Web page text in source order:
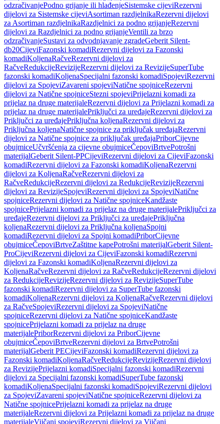
odzračivanjePodno grijanje ili hlađenjeSistemske cijeviRezervni
dijelovi za Sistemske cijeviAsortiman razdjelnikaRezervni dijelovi
za Asortiman razdjelnikaRazdjelnici za podno grijanjeRezervni
dijelovi za Razdjelnici za podno grijanjeVentili za brzo
odzračivanjeSustavi za odvodnjavanje zgradeGeberit Silent-
db20CijeviFazonski komadiRezervni dijelovi za Fazonski
komadiKoljenaRačveRezervni dijelovi za
RačveRedukcijeRevizijeRezervni dijelovi za RevizijeSuperTube
fazonski komadiKoljenaSpecijalni fazonski komadiSpojeviRezervni
dijelovi za SpojeviZavareni spojeviNatične spojniceRezervni
dijelovi za Natične spojniceStezni spojeviPrijelazni komadi za
prijelaz na druge materijaleRezervni dijelovi za Prijelazni komadi za
prijelaz na druge materijalePriključci za uređajeRezervni dijelovi za
Priključci za uređajePriključna koljenaRezervni dijelovi za
Priključna koljenaNatične spojnice za priključak uređajaRezervni
dijelovi za Natične spojnice za priključak uređajaPriborCijevne
obujmiceUčvršćenja za cijevne obujmiceČepoviBrtvePotrošni
materijalGeberit Silent-PPCijeviRezervni dijelovi za CijeviFazonski
komadiRezervni dijelovi za Fazonski komadiKoljenaRezervni
dijelovi za KoljenaRačveRezervni dijelovi za
RačveRedukcijeRezervni dijelovi za RedukcijeRevizijeRezervni
dijelovi za RevizijeSpojeviRezervni dijelovi za SpojeviNatične
spojniceRezervni dijelovi za Natične spojniceKandžaste
spojnicePrijelazni komadi za prijelaz na druge materijalePriključci za
uređajeRezervni dijelovi za Priključci za uređajePriključna
koljenaRezervni dijelovi za Priključna koljenaSpojni
komadiRezervni dijelovi za Spojni komadiPriborCijevne
obujmiceČepoviBrtveZaštitne kapePotrošni materijalGeberit Silent-
ProCijeviRezervni dijelovi za CijeviFazonski komadiRezervni
dijelovi za Fazonski komadiKoljenaRezervni dijelovi za
KoljenaRačveRezervni dijelovi za RačveRedukcijeRezervni dijelovi
za RedukcijeRevizijeRezervni dijelovi za RevizijeSuperTube
fazonski komadiRezervni dijelovi za SuperTube fazonski
komadiKoljenaRezervni dijelovi za KoljenaRačveRezervni dijelovi
za RačveSpojeviRezervni dijelovi za SpojeviNatične
spojniceRezervni dijelovi za Natične spojniceKandžaste
spojnicePrijelazni komadi za prijelaz na druge
materijalePriborRezervni dijelovi za PriborCijevne
obujmiceČepoviBrtveRezervni dijelovi za BrtvePotrošni
materijalGeberit PECijeviFazonski komadiRezervni dijelovi za
Fazonski komadiKoljenaRačveRedukcijeRevizijeRezervni dijelovi
za RevizijePrijelazni komadiSpecijalni fazonski komadiRezervni
dijelovi za Specijalni fazonski komadiSuperTube fazonski
komadiKoljenaSpecijalni fazonski komadiSpojeviRezervni dijelovi
za SpojeviZavareni spojeviNatične spojniceRezervni dijelovi za
Natične spojnicePrijelazni komadi za prijelaz na druge
materijaleRezervni dijelovi za Prijelazni komadi za prijelaz na druge
materijaleVijčani spojeviRezervni dijelovi za Vijčani